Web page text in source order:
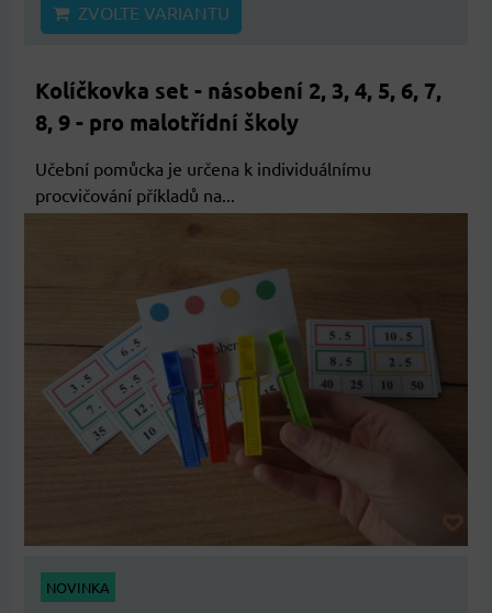
ZVOLTE VARIANTU
Kolíčkovka set - násobení 2, 3, 4, 5, 6, 7,
8, 9 - pro malotřídní školy
Učební pomůcka je určena k individuálnímu
procvičování příkladů na...
NOVINKA